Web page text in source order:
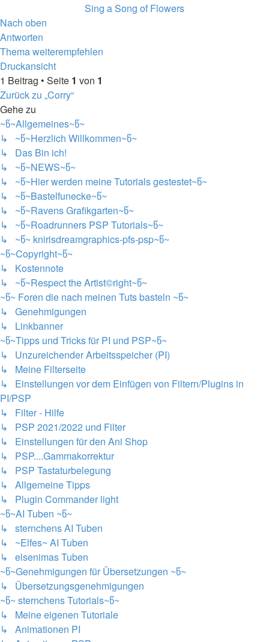
Sing a Song of Flowers
Nach oben
Antworten
Thema weiterempfehlen
Druckansicht
1 Beitrag • Seite 1 von 1
Zurück zu „Corry“
Gehe zu
~წ~Allgemeines~წ~
↳ ~წ~Herzlich Willkommen~წ~
↳ Das Bin ich!
↳ ~წ~NEWS~წ~
↳ ~წ~Hier werden meine Tutorials gestestet~წ~
↳ ~წ~Bastelfunecke~წ~
↳ ~წ~Ravens Grafikgarten~წ~
↳ ~წ~Roadrunners PSP Tutorials~წ~
↳ ~წ~ knirisdreamgraphics-pfs-psp~წ~
~წ~Copyright~წ~
↳ Kostennote
↳ ~წ~Respect the Artist©right~წ~
~წ~ Foren die nach meinen Tuts basteln ~წ~
↳ Genehmigungen
↳ Linkbanner
~წ~Tipps und Tricks für PI und PSP~წ~
↳ Unzureichender Arbeitsspeicher (PI)
↳ Meine Filterseite
↳ Einstellungen vor dem Einfügen von Filtern/Plugins in
PI/PSP
↳ Filter - Hilfe
↳ PSP 2021/2022 und Filter
↳ Einstellungen für den Ani Shop
↳ PSP....Gammakorrektur
↳ PSP Tastaturbelegung
↳ Allgemeine Tipps
↳ Plugin Commander light
~წ~AI Tuben ~წ~
↳ sternchens AI Tuben
↳ ~Elfes~ AI Tuben
↳ elsenimas Tuben
~წ~Genehmigungen für Übersetzungen ~წ~
↳ Übersetzungsgenehmigungen
~წ~ sternchens Tutorials~წ~
↳ Meine eigenen Tutoriale
↳ Animationen PI